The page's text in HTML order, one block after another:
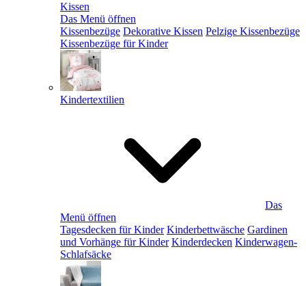
Kissen
Das Menü öffnen
Kissenbezüge Dekorative Kissen Pelzige Kissenbezüge
Kissenbezüge für Kinder
Kindertextilien
Das
Menü öffnen
Tagesdecken für Kinder Kinderbettwäsche Gardinen
und Vorhänge für Kinder Kinderdecken Kinderwagen-
Schlafsäcke